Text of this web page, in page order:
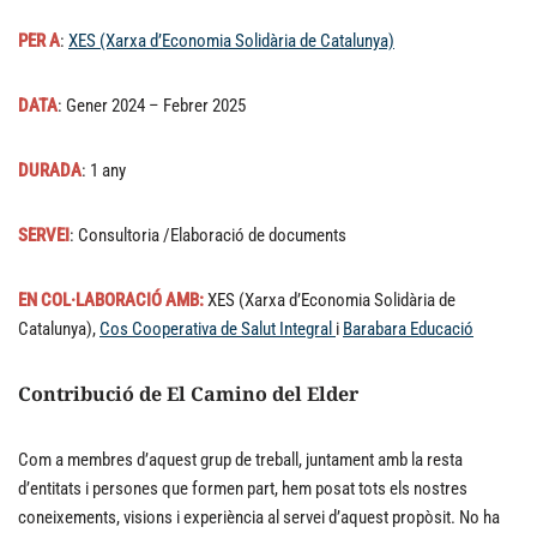
PER A: XES (Xarxa d’Economia Solidària de Catalunya)
DATA: Gener 2024 – Febrer 2025
DURADA: 1 any
SERVEI: Consultoria /Elaboració de documents
EN COL·LABORACIÓ AMB:XES (Xarxa d’Economia Solidària de
Catalunya), Cos Cooperativa de Salut Integral i Barabara Educació
Contribució de El Camino del Elder
Com a membres d’aquest grup de treball, juntament amb la resta
d’entitats i persones que formen part, hem posat tots els nostres
coneixements, visions i experiència al servei d’aquest propòsit. No ha